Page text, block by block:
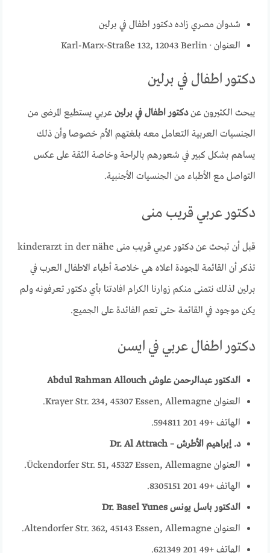
شدوان مصري زاده دكتور اطفال في برلين
العنوان · Karl-Marx-Straße 132, 12043 Berlin
دكتور اطفال في برلين
يبحث الكثيرون عندكتور اطفال في برلين عربي يستطيع المرضى من
الجنسيات العربية التعامل معه بلغتهم الأم خصوصا وأن ذلك
يساهم بشكل كبير في شعورهم بالراحة وخاصة الثقة على عكس
التواصل مع الأطباء من الجنسيات الأجنبية.
دكتور عربي قريب منى
قبل أن تبحث عن دكتور عربي قريب منى kinderarzt in der nähe
تذكر أن القائمة المجودة اعلاه هي خلاصة أطباء الاطفال العرب في
برلين لذلك نتمنى منكم زوارنا الكرام افادتنا بأي دكتور تعرفونه ولم
يكن موجود في القائمة حتى تعم الفائدة على الجميع.
دكتور اطفال عربي في ايسن
الدكتور عبدالرحمن علوش Abdul Rahman Allouch
العنوان Krayer Str. 234, 45307 Essen, Allemagne.
الهاتف +49 201 594811.
د. إبراهيم الأطرش – Dr. Al Attrach
العنوان Ückendorfer Str. 51, 45327 Essen, Allemagne.
الهاتف +49 201 8305151.
الدكتور باسل يونس Dr. Basel Yunes
العنوان Altendorfer Str. 362, 45143 Essen, Allemagne.
الهاتف +49 201 621349.